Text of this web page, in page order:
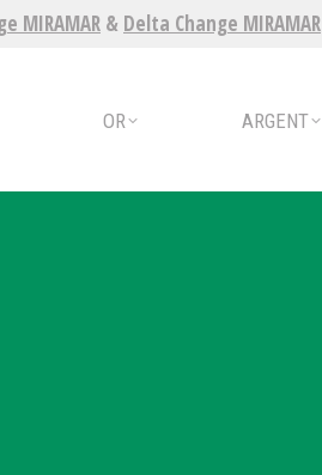
MIRAMAR & Delta Change MIRAMAR
OR ARGENT
ARGENT